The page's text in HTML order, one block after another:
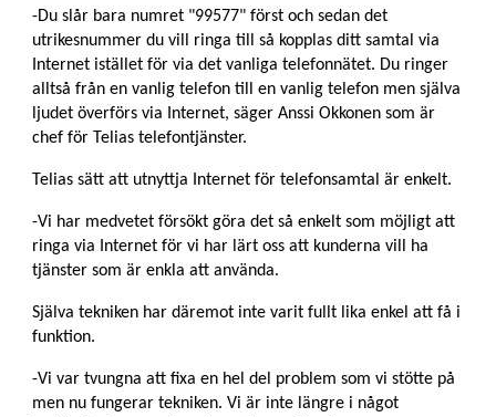
-Du slår bara numret "99577" först och sedan det
utrikesnummer du vill ringa till så kopplas ditt samtal via
Internet istället för via det vanliga telefonnätet. Du ringer
alltså från en vanlig telefon till en vanlig telefon men själva
ljudet överförs via Internet, säger Anssi Okkonen som är
chef för Telias telefontjänster.
Telias sätt att utnyttja Internet för telefonsamtal är enkelt.
-Vi har medvetet försökt göra det så enkelt som möjligt att
ringa via Internet för vi har lärt oss att kunderna vill ha
tjänster som är enkla att använda.
Själva tekniken har däremot inte varit fullt lika enkel att få i
funktion.
-Vi var tvungna att fixa en hel del problem som vi stötte på
men nu fungerar tekniken. Vi är inte längre i något